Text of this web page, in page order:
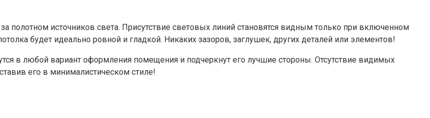
полотном источников света. Присутствие световых линий становятся видным только при включенном
будет идеально ровной и гладкой. Никаких зазоров, заглушек, других деталей или элементов!
в любой вариант оформления помещения и подчеркнут его лучшие стороны. Отсутствие видимых
его в минималистическом стиле!